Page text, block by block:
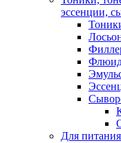
эссенции,
Для